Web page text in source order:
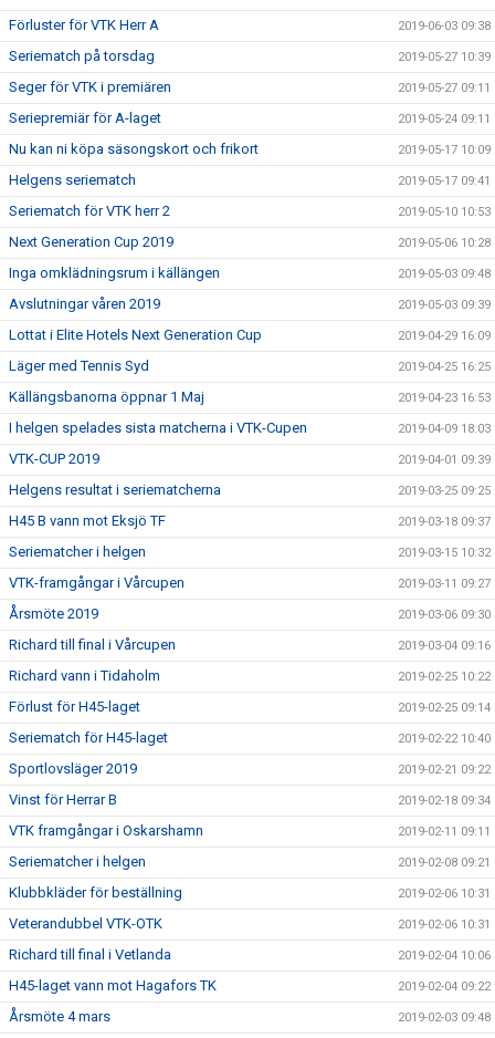
Förluster för VTK Herr A 2019-06-03 09:38
Seriematch på torsdag 2019-05-27 10:39
Seger för VTK i premiären 2019-05-27 09:11
Seriepremiär för A-laget 2019-05-24 09:11
Nu kan ni köpa säsongskort och frikort 2019-05-17 10:09
Helgens seriematch 2019-05-17 09:41
Seriematch för VTK herr 2 2019-05-10 10:53
Next Generation Cup 2019 2019-05-06 10:28
Inga omklädningsrum i källängen 2019-05-03 09:48
Avslutningar våren 2019 2019-05-03 09:39
Lottat i Elite Hotels Next Generation Cup 2019-04-29 16:09
Läger med Tennis Syd 2019-04-25 16:25
Källängsbanorna öppnar 1 Maj 2019-04-23 16:53
I helgen spelades sista matcherna i VTK-Cupen 2019-04-09 18:03
VTK-CUP 2019 2019-04-01 09:39
Helgens resultat i seriematcherna 2019-03-25 09:25
H45 B vann mot Eksjö TF 2019-03-18 09:37
Seriematcher i helgen 2019-03-15 10:32
VTK-framgångar i Vårcupen 2019-03-11 09:27
Årsmöte 2019 2019-03-06 09:30
Richard till final i Vårcupen 2019-03-04 09:16
Richard vann i Tidaholm 2019-02-25 10:22
Förlust för H45-laget 2019-02-25 09:14
Seriematch för H45-laget 2019-02-22 10:40
Sportlovsläger 2019 2019-02-21 09:22
Vinst för Herrar B 2019-02-18 09:34
VTK framgångar i Oskarshamn 2019-02-11 09:11
Seriematcher i helgen 2019-02-08 09:21
Klubbkläder för beställning 2019-02-06 10:31
Veterandubbel VTK-OTK 2019-02-06 10:31
Richard till final i Vetlanda 2019-02-04 10:06
H45-laget vann mot Hagafors TK 2019-02-04 09:22
Årsmöte 4 mars 2019-02-03 09:48